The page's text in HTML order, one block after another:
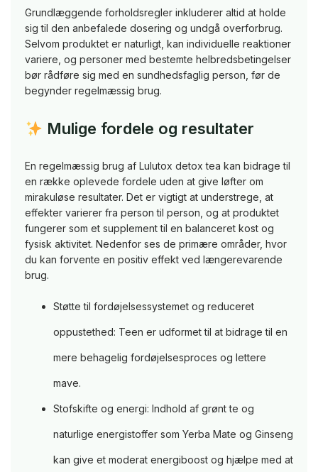
Grundlæggende forholdsregler inkluderer altid at holde
sig til den anbefalede dosering og undgå overforbrug.
Selvom produktet er naturligt, kan individuelle reaktioner
variere, og personer med bestemte helbredsbetingelser
bør rådføre sig med en sundhedsfaglig person, før de
begynder regelmæssig brug.
Mulige fordele og resultater
En regelmæssig brug af Lulutox detox tea kan bidrage til
en række oplevede fordele uden at give løfter om
mirakuløse resultater. Det er vigtigt at understrege, at
effekter varierer fra person til person, og at produktet
fungerer som et supplement til en balanceret kost og
fysisk aktivitet. Nedenfor ses de primære områder, hvor
du kan forvente en positiv effekt ved længerevarende
brug.
Støtte til fordøjelsessystemet og reduceret
oppustethed: Teen er udformet til at bidrage til en
mere behagelig fordøjelsesproces og lettere
mave.
Stofskifte og energi: Indhold af grønt te og
naturlige energistoffer som Yerba Mate og Ginseng
kan give et moderat energiboost og hjælpe med at